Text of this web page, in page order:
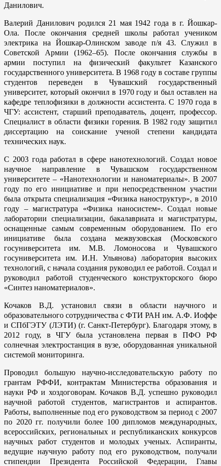
Данилович.
Валерий Данилович родился 21 мая 1942 года в г. Йошкар-
Ола. После окончания средней школы работал учеником
электрика на Йошкар-Олинском заводе п/я 43. Служил в
Советской Армии (1962–65). После окончания службы в
армии поступил на физический факультет Казанского
государственного университета. В 1968 году в составе группы
студентов переведен в Чувашский государственный
университет, который окончил в 1970 году и был оставлен на
кафедре теплофизики в должности ассистента. С 1970 года в
ЧГУ: ассистент, старший преподаватель, доцент, профессор.
Специалист в области физики горения. В 1982 году защитил
диссертацию на соискание ученой степени кандидата
технических наук.
С 2003 года работал в сфере нанотехнологий. Создал новое
научное направление в Чувашском государственном
университете – «Нанотехнологии и наноматериалы». В 2007
году по его инициативе и при непосредственном участии
была открыта специализация «Физика наноструктур», в 2010
году – магистратура «Физика наносистем». Создал новые
лаборатории специализации, бакалавриата и магистратуры,
оснащенные самым современным оборудованием. По его
инициативе была создана межвузовская (Московского
госуниверситета им. М.В. Ломоносова и Чувашского
госуниверситета им. И.Н. Ульянова) лаборатория высоких
технологий, с начала создания руководил ее работой. Создал и
руководил работой студенческого конструкторского бюро
«Синтез наноматериалов».
Кочаков В.Д. установил связи в области научного и
образовательного сотрудничества с ФТИ РАН им. А.Ф. Иоффе
и СПбГЭТУ (ЛЭТИ) (г. Санкт-Петербург). Благодаря этому, в
2012 году, в ЧГУ была установлена первая в ПФО РФ
солнечная электростанция в вузе, оборудованная уникальной
системой мониторинга.
Проводил большую научно-исследовательскую работу по
грантам РФФИ, контрактам Министерства образования и
науки РФ и хоздоговорам. Кочаков В.Д. успешно руководил
научной работой студентов, магистрантов и аспирантов.
Работы, выполненные под его руководством за период с 2007
по 2020 гг. получили более 100 дипломов международных,
всероссийских, региональных и республиканских конкурсов
научных работ студентов и молодых ученых. Аспиранты,
ведущие научную работу под его руководством, получали
стипендии Президента Российской Федерации, Главы